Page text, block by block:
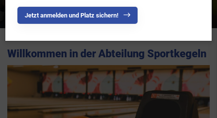
Willkommen in der Abteilung Sportkegeln
Jetzt anmelden und Platz sichern!